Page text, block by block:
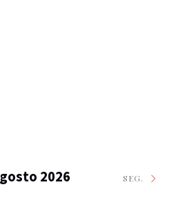
2026 SEG.